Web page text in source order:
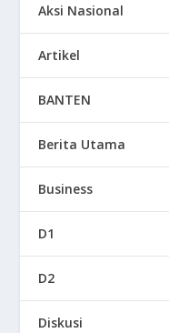
Aksi Nasional
Artikel
BANTEN
Berita Utama
Business
D1
D2
Diskusi